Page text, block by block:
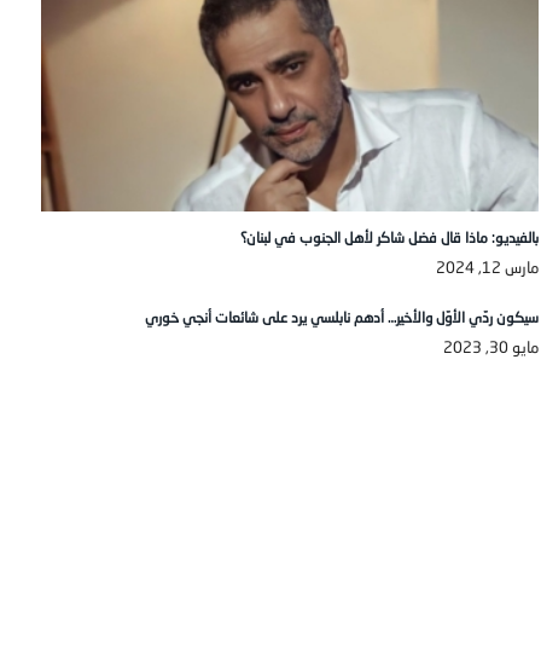
بالفيديو: ماذا قال فضل شاكر لأهل الجنوب في لبنان؟
مارس 12, 2024
سيكون ردّي الأوّل والأخير… أدهم نابلسي يرد على شائعات أنجي خوري
مايو 30, 2023